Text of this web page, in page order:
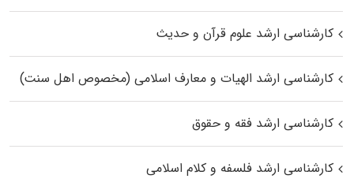
کارشناسی ارشد علوم قرآن و حدیث
کارشناسی ارشد الهیات و معارف اسلامی (مخصوص اهل سنت)
کارشناسی ارشد فقه و حقوق
کارشناسی ارشد فلسفه و کلام اسلامی